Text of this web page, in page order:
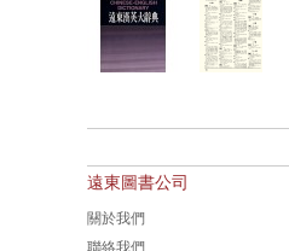
遠東圖書公司
關於我們
聯絡我們